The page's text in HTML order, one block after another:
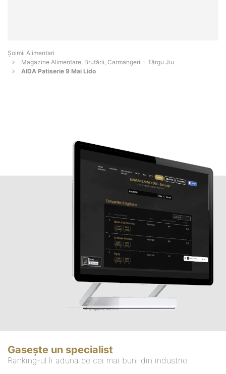
Şoimii Alimentari
Magazine Alimentare, Brutării, Carmangerii - Târgu Jiu
AIDA Patiserie 9 Mai Lido
Gasește un specialist
Ranking-ul îi adună pe cei mai buni din industrie